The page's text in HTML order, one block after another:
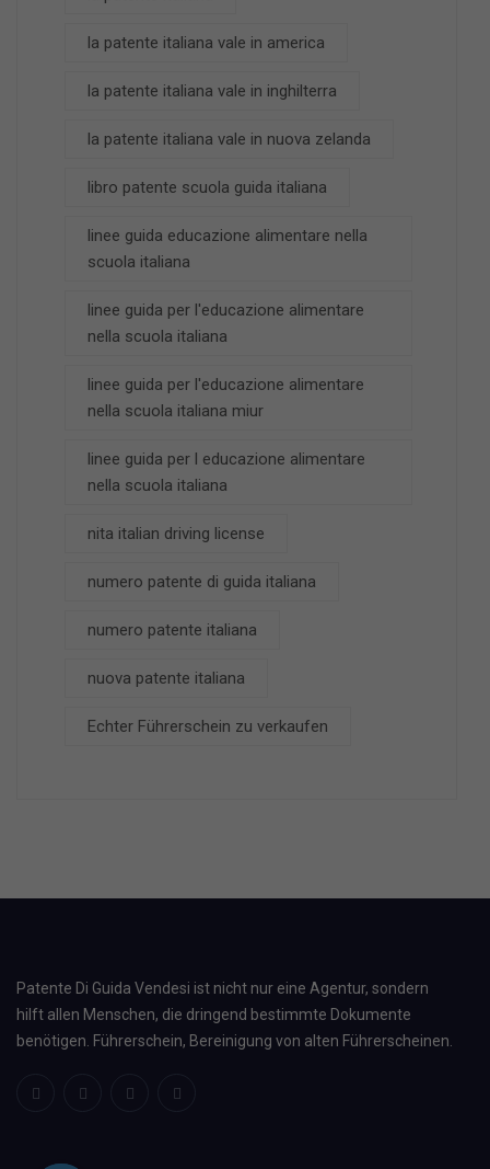
la patente italiana vale in america
la patente italiana vale in inghilterra
la patente italiana vale in nuova zelanda
libro patente scuola guida italiana
linee guida educazione alimentare nella
scuola italiana
linee guida per l'educazione alimentare
nella scuola italiana
linee guida per l'educazione alimentare
nella scuola italiana miur
linee guida per l educazione alimentare
nella scuola italiana
nita italian driving license
numero patente di guida italiana
numero patente italiana
nuova patente italiana
Echter Führerschein zu verkaufen
Patente Di Guida Vendesi ist nicht nur eine Agentur, sondern
hilft allen Menschen, die dringend bestimmte Dokumente
benötigen. Führerschein, Bereinigung von alten Führerscheinen.